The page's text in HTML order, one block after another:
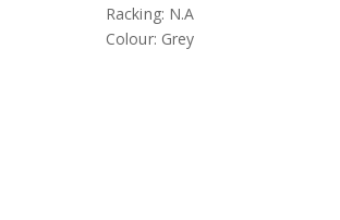
Racking: N.A
Colour: Grey